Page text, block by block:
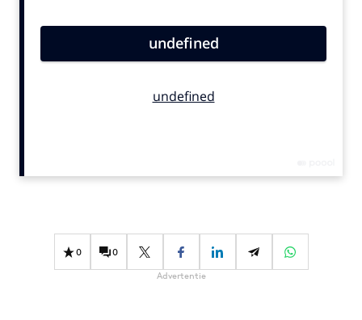
Carriere
Diversiteit
0 0
Advertentie